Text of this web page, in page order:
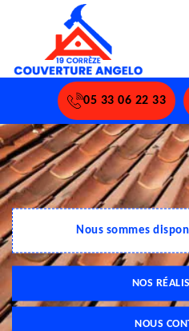
05 33 06 22 33
Nous sommes
NOS
NOUS